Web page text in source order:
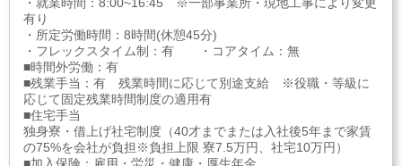
有り
・所定労働時間：8時間(休憩45分)
・フレックスタイム制：有 ・コアタイム：無
■時間外労働：有
■残業手当：有 残業時間に応じて別途支給 ※役職・等級に
応じて固定残業時間制度の適用有
■住宅手当
独身寮・借上げ社宅制度（40才までまたは入社後5年まで家賃
の75%を会社が負担※負担上限 寮7.5万円、社宅10万円）
■加入保険：雇用・労災・健康・厚生年金